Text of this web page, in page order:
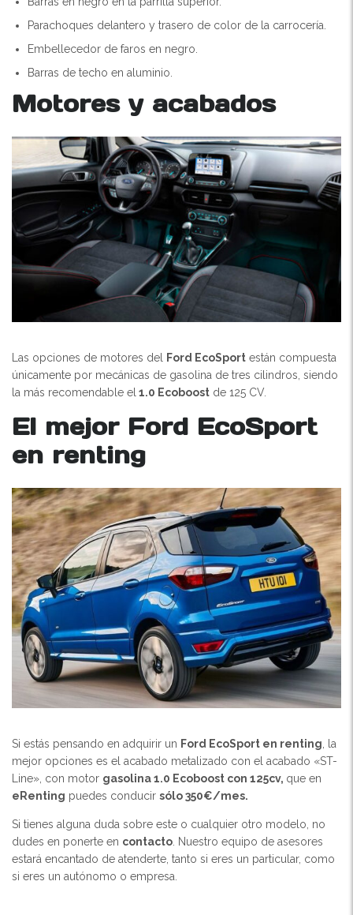
Parachoques delantero y trasero de color de la carrocería.
Embellecedor de faros en negro.
Barras de techo en aluminio.
Motores y acabados
Las opciones de motores del Ford EcoSport están compuesta
únicamente por mecánicas de gasolina de tres cilindros, siendo
la más recomendable el 1.0 Ecoboost de 125 CV.
El mejor Ford EcoSport
en renting
Si estás pensando en adquirir un Ford EcoSport en renting , la
mejor opciones es el acabado metalizado con el acabado «ST-
Line», con motor gasolina 1.0 Ecoboost con 125cv, que en
eRenting puedes conducir sólo 350€/mes.
Si tienes alguna duda sobre este o cualquier otro modelo, no
dudes en ponerte en contacto . Nuestro equipo de asesores
estará encantado de atenderte, tanto si eres un particular, como
si eres un autónomo o empresa.